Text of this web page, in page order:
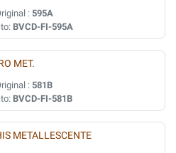
: 595A
BVCD-FI-595A
MET.
: 581B
BVCD-FI-581B
METALLESCENTE